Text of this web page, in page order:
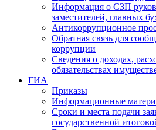
Информация о СЗП
заместителей, главных
Антикоррупционное
Обратная связь для
коррупции
Сведения о доходах,
обязательствах
ГИА
Приказы
Информационные
Сроки и места подачи
государственной